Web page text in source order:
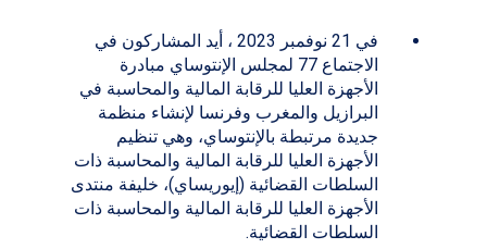
في 21 نوفمبر 2023 ، أيد المشاركون في
الاجتماع 77 لمجلس الإنتوساي مبادرة
الأجهزة العليا للرقابة المالية والمحاسبة في
البرازيل والمغرب وفرنسا لإنشاء منظمة
جديدة مرتبطة بالإنتوساي، وهي تنظيم
الأجهزة العليا للرقابة المالية والمحاسبة ذات
السلطات القضائية (إيوريساي)، خليفة منتدى
الأجهزة العليا للرقابة المالية والمحاسبة ذات
السلطات القضائية.